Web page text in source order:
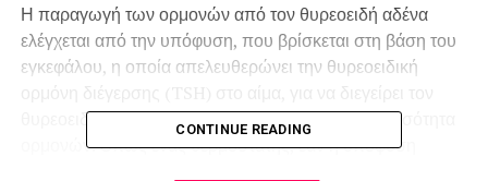
Η παραγωγή των ορμονών από τον θυρεοειδή αδένα
ελέγχεται από την υπόφυση, που βρίσκεται στη βάση του
εγκεφάλου, η οποία απελευθερώνει την θυρεοειδική
θυρεοειδή να παράγει περισσότερη ή λιγότερη ποσότητα
ορμονών. Όπως ένας θερμοστάτης, εάν η υπόφυση
CONTINUE READING